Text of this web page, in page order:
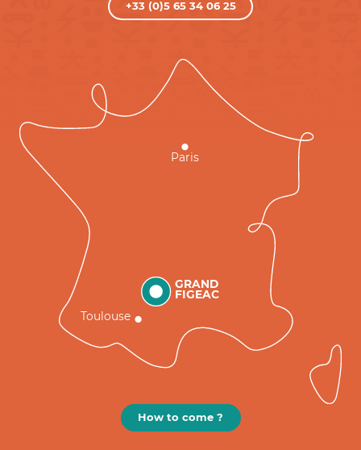
+33 (0)5 65 34 06 25
GRAND
FIGEAC
Toulouse
Paris
How to come ?